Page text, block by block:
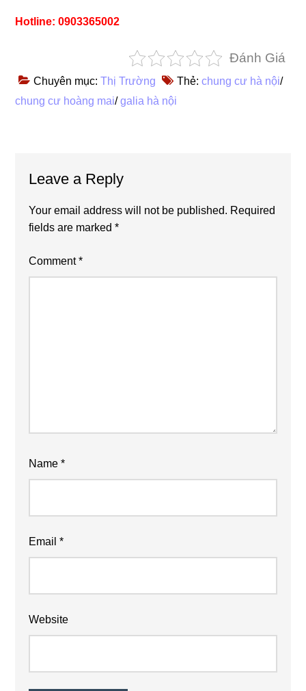
Hotline: 0903365002
Đánh Giá
Chuyên mục:Thị Trường Thẻ:chung cư hà nội/
chung cư hoàng mai/galia hà nội
Interactions
Leave a Reply
Your email address will not be published. Required
fields are marked*
Comment*
Name*
Email*
Website